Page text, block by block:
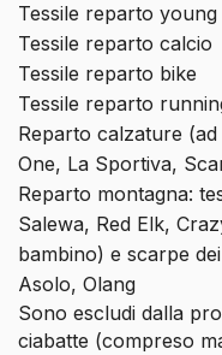
Tessile reparto young
Tessile reparto calcio
Tessile reparto bike
Tessile reparto
Reparto calzature
One, La Sportiva,
Reparto montagna:
Salewa, Red Elk,
bambino) e scarpe
Asolo, Olang
Sono escludi dalla
ciabatte (compreso